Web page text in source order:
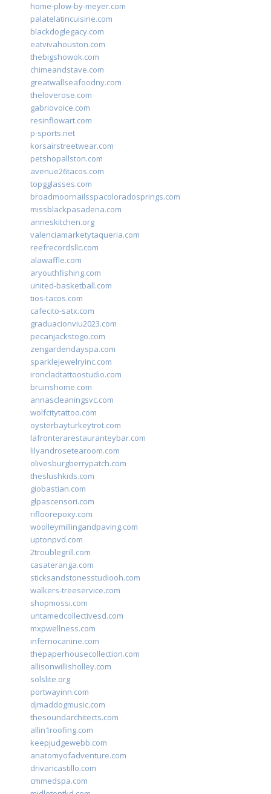
home-plow-by-meyer.com
palatelatincuisine.com
blackdoglegacy.com
eatvivahouston.com
thebigshowok.com
chimeandstave.com
greatwallseafoodny.com
theloverose.com
gabriovoice.com
resinflowart.com
p-sports.net
korsairstreetwear.com
petshopallston.com
avenue26tacos.com
topgglasses.com
broadmoornailsspacoloradosprings.com
missblackpasadena.com
anneskitchen.org
valenciamarketytaqueria.com
reefrecordsllc.com
alawaffle.com
aryouthfishing.com
united-basketball.com
tios-tacos.com
cafecito-satx.com
graduacionviu2023.com
pecanjackstogo.com
zengardendayspa.com
sparklejewelryinc.com
ironcladtattoostudio.com
bruinshome.com
annascleaningsvc.com
wolfcitytattoo.com
oysterbayturkeytrot.com
lafronterarestauranteybar.com
lilyandrosetearoom.com
olivesburgberrypatch.com
theslushkids.com
giobastian.com
glpascensori.com
rifloorepoxy.com
woolleymillingandpaving.com
uptonpvd.com
2troublegrill.com
casateranga.com
sticksandstonesstudiooh.com
walkers-treeservice.com
shopmossi.com
untamedcollectivesd.com
mxpwellness.com
infernocanine.com
thepaperhousecollection.com
allisonwillisholley.com
solslite.org
portwayinn.com
djmaddogmusic.com
thesoundarchitects.com
allin1roofing.com
keepjudgewebb.com
anatomyofadventure.com
drivancastillo.com
cmmedspa.com